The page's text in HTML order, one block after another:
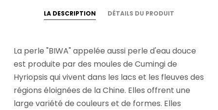
LA DESCRIPTION DÉTAILS DU PRODUIT
La perle "BIWA" appelée aussi perle d'eau douce
est produite par des moules de Cumingi de
Hyriopsis qui vivent dans les lacs et les fleuves des
régions éloignées de la Chine. Elles offrent une
large variété de couleurs et de formes. Elles